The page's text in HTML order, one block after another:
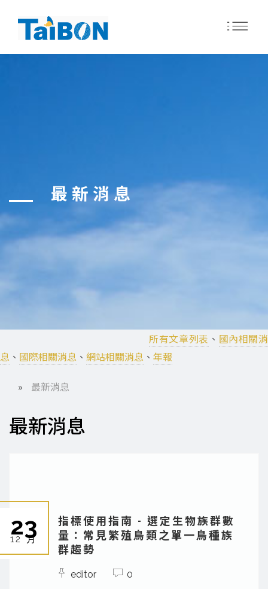
最新消息
所有文章列表 、 國內相關消
息 、 國際相關消息 、 網站相關消息 、 年報
導
航
結
最新消息
最新消息
23
12 月
指標使用指南 - 選定生物族群數
量：常見繁殖鳥類之單一鳥種族
群趨勢
editor 0